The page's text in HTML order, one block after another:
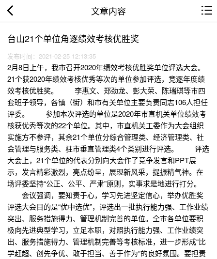
文章内容
台山21个单位角逐绩效考核优胜奖
发布时间：2021-02-25 12:13:35
2月8日上午，我市召开2020年绩效考核优胜奖单位评选大会。
21个获2020年绩效考核优秀等次的单位参加评选，竞逐年度绩
效考核优胜奖。 李惠文、郑劲龙、彭大荣、陈瑞琪等市四
套班子领导，各镇（街）和市有关单位主要负责同志106人担任
评委。 参加本次评选的单位是2020年市直机关单位绩效考
核获优秀等次的22个单位。其中，市直机关工委作为大会组织
实施方不参评，其余21个单位分综合管理类、经济管理类、社
会管理与服务类、驻市垂直管理类4个类别进行评选。 评选
大会上，21个单位的代表分别向大会作了竞争发言和PPT展
示，发言精彩激烈，亮点纷呈，展现新风采，提振精气神。在
场评委坚持“公正、公平、严肃”原则，实事求是地进行打分。
会议强调，要知责于心，学习先进坚定信心，举办优胜奖
评选大会目的是“优中选优”，评选出一批执行能力强、工作业绩
突出、服务措施得力、管理机制完善的单位。全市各单位要积
极向先进典型学习，立足本职，对照执行能力强、工作业绩突
出、服务措施得力、管理机制完善等考核标准，进一步形成“比
学赶超、创先争优、敢于担当、善于作为”的良好氛围。要担责